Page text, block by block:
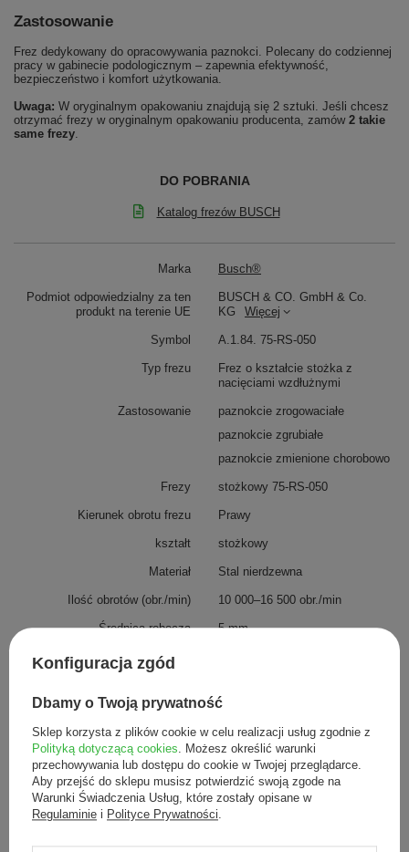
Zastosowanie
Frez dedykowany do opracowywania paznokci. Polecany do codziennej
pracy w gabinecie podologicznym – zapewnia efektywność,
bezpieczeństwo i komfort użytkowania.
Uwaga: W oryginalnym opakowaniu znajdują się 2 sztuki. Jeśli chcesz
otrzymać frezy w oryginalnym opakowaniu producenta, zamów 2 takie
same frezy.
DO POBRANIA
Katalog frezów BUSCH
Marka Busch®
Podmiot odpowiedzialny za ten
produkt na terenie UE
BUSCH & CO. GmbH & Co.
KG
Więcej
Symbol A.1.84. 75-RS-050
Typ frezu
Frez o kształcie stożka z
nacięciami wzdłużnymi
Zastosowanie
paznokcie zrogowaciałe
paznokcie zgrubiałe
paznokcie zmienione chorobowo
Frezy stożkowy 75-RS-050
Kierunek obrotu frezu Prawy
kształt stożkowy
Materiał Stal nierdzewna
Ilość obrotów (obr./min) 10 000–16 500 obr./min
Średnica robocza 5 mm
Produkt medyczny
sterylizacja?
narzędziach lub frezach ze stali
nierdzewnej?
Więcej
Frezy Busch
frezy ze stali chirurgicznej
frezy stożkowe
Konfiguracja zgód
Dbamy o Twoją prywatność
Sklep korzysta z plików cookie w celu realizacji usług zgodnie z
Polityką dotyczącą cookies . Możesz określić warunki
przechowywania lub dostępu do cookie w Twojej przeglądarce.
Aby przejść do sklepu musisz potwierdzić swoją zgode na
Warunki Świadczenia Usług, które zostały opisane w
Regulaminie i Polityce Prywatności